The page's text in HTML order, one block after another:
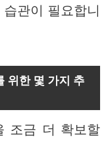
관이 필요합니
위한 몇 가지 추
조금 더 확보할